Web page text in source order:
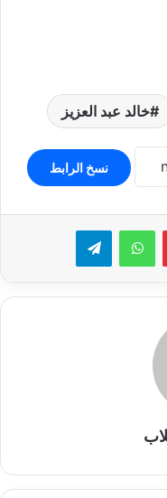
خالد عبد العزيز
نسخ الرابط
بينتيريستواتساب تيلقرام